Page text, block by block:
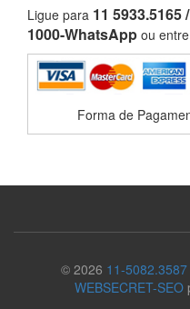
Ligue para 11 5933.5165
1000-WhatsApp ou
Forma de
© 2026 11-
WEBSECRET-SEO